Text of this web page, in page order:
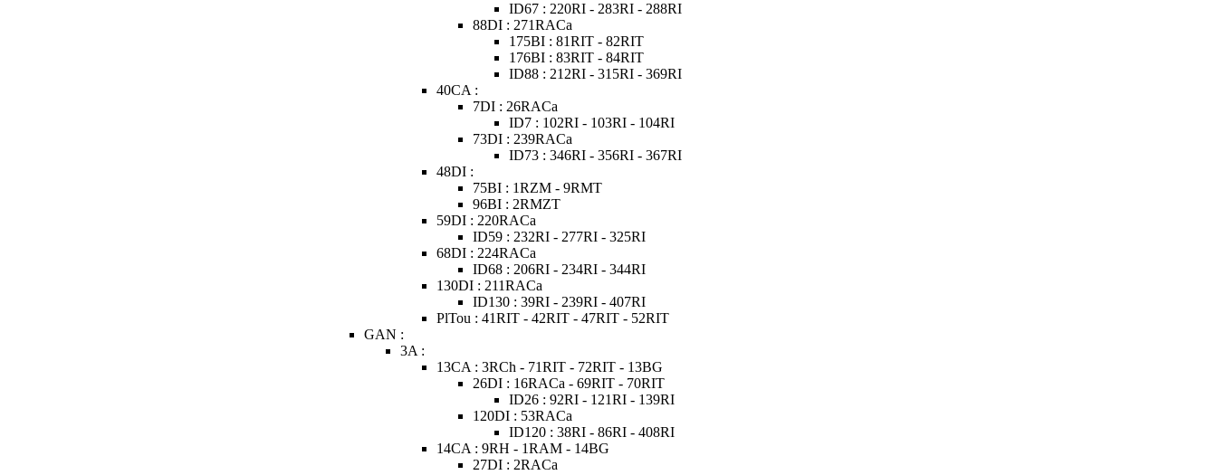
ID67 : 220RI - 283RI - 288RI
88DI : 271RACa
175BI : 81RIT - 82RIT
176BI : 83RIT - 84RIT
ID88 : 212RI - 315RI - 369RI
40CA :
7DI : 26RACa
ID7 : 102RI - 103RI - 104RI
73DI : 239RACa
ID73 : 346RI - 356RI - 367RI
48DI :
75BI : 1RZM - 9RMT
96BI : 2RMZT
59DI : 220RACa
ID59 : 232RI - 277RI - 325RI
68DI : 224RACa
ID68 : 206RI - 234RI - 344RI
130DI : 211RACa
ID130 : 39RI - 239RI - 407RI
PlTou : 41RIT - 42RIT - 47RIT - 52RIT
GAN :
3A :
13CA : 3RCh - 71RIT - 72RIT - 13BG
26DI : 16RACa - 69RIT - 70RIT
ID26 : 92RI - 121RI - 139RI
120DI : 53RACa
ID120 : 38RI - 86RI - 408RI
14CA : 9RH - 1RAM - 14BG
27DI : 2RACa